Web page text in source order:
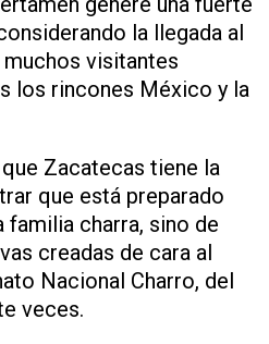
la llegada al
visitantes
los rincones México y la
Zacatecas tiene la
que está preparado
charra, sino de
creadas de cara al
Nacional Charro, del
veces.